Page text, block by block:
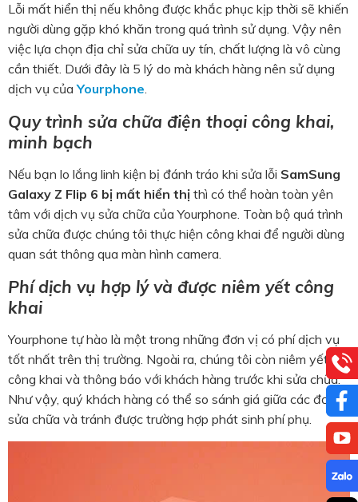
Lỗi mất hiển thị nếu không được khắc phục kịp thời sẽ khiến
người dùng gặp khó khăn trong quá trình sử dụng. Vậy nên
việc lựa chọn địa chỉ sửa chữa uy tín, chất lượng là vô cùng
cần thiết. Dưới đây là 5 lý do mà khách hàng nên sử dụng
dịch vụ củaYourphone.
Quy trình sửa chữa điện thoại công khai,
minh bạch
Nếu bạn lo lắng linh kiện bị đánh tráo khi sửa lỗi SamSung
Galaxy Z Flip 6 bị mất hiển thị thì có thể hoàn toàn yên
tâm với dịch vụ sửa chữa của Yourphone. Toàn bộ quá trình
sửa chữa được chúng tôi thực hiện công khai để người dùng
quan sát thông qua màn hình camera.
Phí dịch vụ hợp lý và được niêm yết công
khai
Yourphone tự hào là một trong những đơn vị có phí dịch vụ
tốt nhất trên thị trường. Ngoài ra, chúng tôi còn niêm yết giá
công khai và thông báo với khách hàng trước khi sửa chữa.
Như vậy, quý khách hàng có thể so sánh giá giữa các đơn vị
sửa chữa và tránh được trường hợp phát sinh phí phụ.